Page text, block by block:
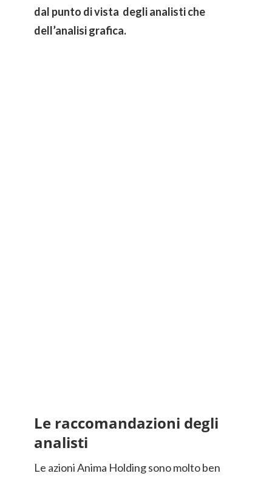
dal punto di vista degli analisti che
dell’analisi grafica.
Le raccomandazioni degli
analisti
Le azioni Anima Holding sono molto ben